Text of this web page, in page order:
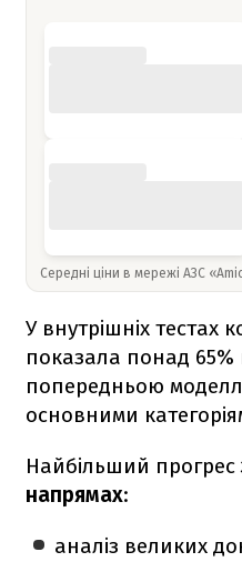
Середні ціни в мережі АЗС
У внутрішніх тестах
показала понад
попередньою
основними
Найбільший прогрес
напрямах:
аналіз великих